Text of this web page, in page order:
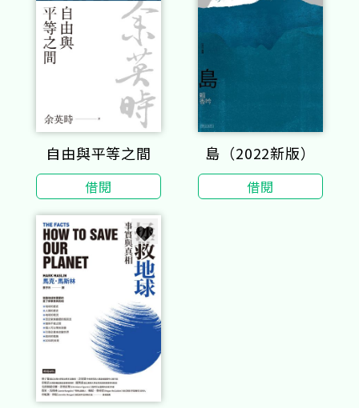
自由與平等之間
借閱
島（2022新版）
借閱